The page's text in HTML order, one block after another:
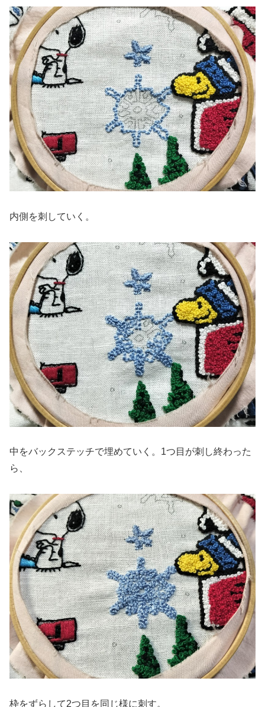
内側を刺していく。
中をバックステッチで埋めていく。1つ目が刺し終わった
ら、
枠をずらして2つ目を同じ様に刺す。